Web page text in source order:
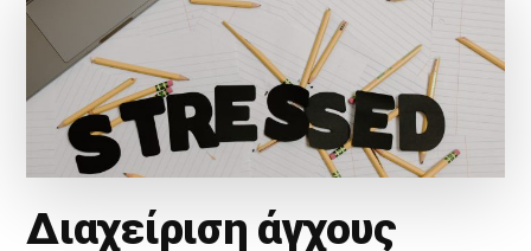
Διαχείριση άγχους